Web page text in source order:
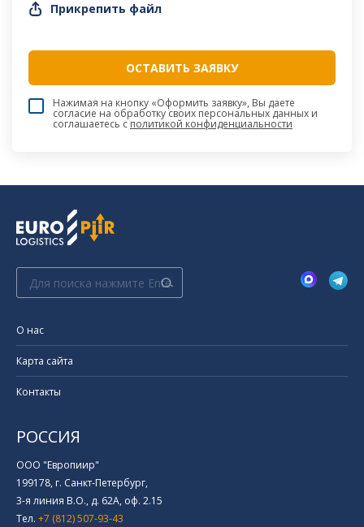
Прикрепить файл
Нажимая на кнопку «Оформить заявку», Вы даете
согласие на обработку своих персональных данных и
соглашаетесь cполитикой конфиденциальности
Поиск:
РОССИЯ
ООО "Европиир"
199178, г. Санкт-Петербург,
3-я линия В.О., д. 62А, оф. 2.15
Тел. +7 (812) 507-93-43
О нас
Карта сайта
Контакты